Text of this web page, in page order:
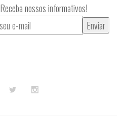
Receba nossos informativos!